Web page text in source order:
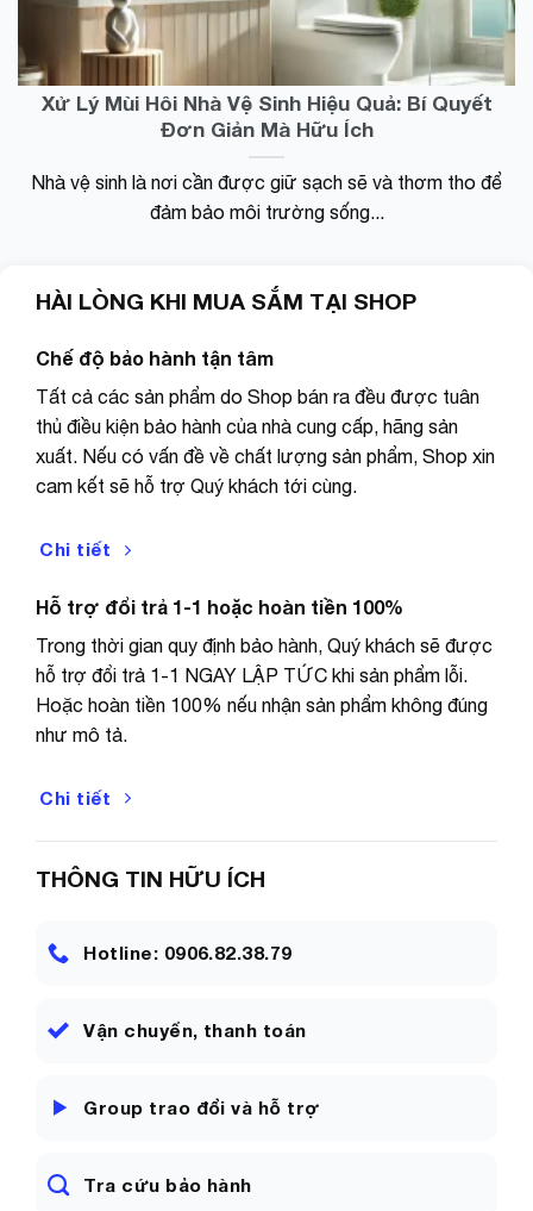
Tùy từng máy điện thoại có hỗ trợ sạc nhanh, điện áp
sẽ tự động kích hoạt phù hợp.
làm
hút tóc
bụi
quần
áo
chăn
thảm
đa
ngắt
khi
không
sử
kiệm
Xử Lý Mùi Hôi Nhà Vệ Sinh Hiệu Quả: Bí Quyết
Đơn Giản Mà Hữu Ích
Nhà vệ sinh là nơi cần được giữ sạch sẽ và thơm tho để
đảm bảo môi trường sống...
HÀI LÒNG KHI MUA SẮM TẠI SHOP
Chế độ bảo hành tận tâm
Tất cả các sản phẩm do Shop bán ra đều được tuân
thủ điều kiện bảo hành của nhà cung cấp, hãng sản
xuất. Nếu có vấn đề về chất lượng sản phẩm, Shop xin
cam kết sẽ hỗ trợ Quý khách tới cùng.
Chi tiết
Hỗ trợ đổi trả 1-1 hoặc hoàn tiền 100%
Trong thời gian quy định bảo hành, Quý khách sẽ được
hỗ trợ đổi trả 1-1 NGAY LẬP TỨC khi sản phẩm lỗi.
Hoặc hoàn tiền 100% nếu nhận sản phẩm không đúng
như mô tả.
Chi tiết
THÔNG TIN HỮU ÍCH
Hotline: 0906.82.38.79
Vận chuyển, thanh toán
Group trao đổi và hỗ trợ
Tra cứu bảo hành